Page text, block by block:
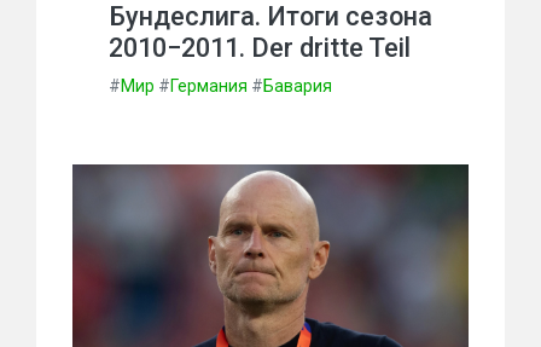
Бундеслига. Итоги сезона
2010−2011. Der dritte Teil
#Мир #Германия #Бавария